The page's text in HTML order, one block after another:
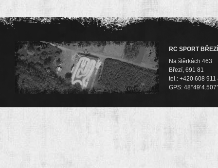
RC SPORT BŘEZÍ
Na štěrkách 463
Březí, 691 81
tel.: +420 608 911
GPS: